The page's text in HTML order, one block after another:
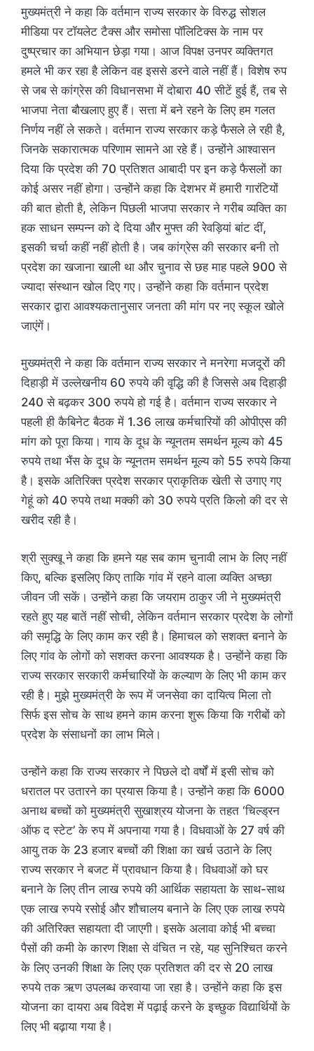
मुख्यमंत्री ने कहा कि वर्तमान राज्य सरकार के विरुद्ध सोशल
मीडिया पर टॉयलेट टैक्स और समोसा पॉलिटिक्स के नाम पर
दुष्प्रचार का अभियान छेड़ा गया। आज विपक्ष उनपर व्यक्तिगत
हमले भी कर रहा है लेकिन वह इससे डरने वाले नहीं हैं। विशेष रुप
से जब से कांग्रेस की विधानसभा में दोबारा 40 सीटें हुई हैं, तब से
भाजपा नेता बौखलाए हुए हैं। सत्ता में बने रहने के लिए हम गलत
निर्णय नहीं ले सकते। वर्तमान राज्य सरकार कड़े फैसले ले रही है,
जिनके सकारात्मक परिणाम सामने आ रहे हैं। उन्होंने आश्वासन
दिया कि प्रदेश की 70 प्रतिशत आबादी पर इन कड़े फैसलों का
कोई असर नहीं होगा। उन्होंने कहा कि देशभर में हमारी गारंटियों
की बात होती है, लेकिन पिछली भाजपा सरकार ने गरीब व्यक्ति का
हक साधन सम्पन्न को दे दिया और मुफ्त की रेवड़ियां बांट दीं,
इसकी चर्चा कहीं नहीं होती है। जब कांग्रेस की सरकार बनी तो
प्रदेश का खजाना खाली था और चुनाव से छह माह पहले 900 से
ज्यादा संस्थान खोल दिए गए। उन्होंने कहा कि वर्तमान प्रदेश
सरकार द्वारा आवश्यकतानुसार जनता की मांग पर नए स्कूल खोले
जाएंगें।
मुख्यमंत्री ने कहा कि वर्तमान राज्य सरकार ने मनरेगा मजदूरों की
दिहाड़ी में उल्लेखनीय 60 रुपये की वृद्धि की है जिससे अब दिहाड़ी
240 से बढ़कर 300 रुपये हो गई है। वर्तमान राज्य सरकार ने
पहली ही कैबिनेट बैठक में 1.36 लाख कर्मचारियों की ओपीएस की
मांग को पूरा किया। गाय के दूध के न्यूनतम समर्थन मूल्य को 45
रुपये तथा भैंस के दूध के न्यूनतम समर्थन मूल्य को 55 रुपये किया
है। इसके अतिरिक्त प्रदेश सरकार प्राकृतिक खेती से उगाए गए
गेहूं को 40 रुपये तथा मक्की को 30 रुपये प्रति किलो की दर से
खरीद रही है।
श्री सुक्खू ने कहा कि हमने यह सब काम चुनावी लाभ के लिए नहीं
किए, बल्कि इसलिए किए ताकि गांव में रहने वाला व्यक्ति अच्छा
जीवन जी सकें। उन्होंने कहा कि जयराम ठाकुर जी ने मुख्यमंत्री
रहते हुए यह बातें नहीं सोची, लेकिन वर्तमान सरकार प्रदेश के लोगों
की समृद्धि के लिए काम कर रही है। हिमाचल को सशक्त बनाने के
लिए गांव के लोगों को सशक्त करना आवश्यक है। उन्होंने कहा कि
राज्य सरकार सरकारी कर्मचारियों के कल्याण के लिए भी काम कर
रही है। मुझे मुख्यमंत्री के रूप में जनसेवा का दायित्व मिला तो
सिर्फ इस सोच के साथ हमने काम करना शुरू किया कि गरीबों को
प्रदेश के संसाधनों का लाभ मिले।
उन्होंने कहा कि राज्य सरकार ने पिछले दो वर्षों में इसी सोच को
धरातल पर उतारने का प्रयास किया है। उन्होंने कहा कि 6000
अनाथ बच्चों को मुख्यमंत्री सुखाश्रय योजना के तहत ‘चिल्ड्रन
ऑफ द स्टेट’ के रुप में अपनाया गया है। विधवाओं के 27 वर्ष की
आयु तक के 23 हजार बच्चों की शिक्षा का खर्च उठाने के लिए
राज्य सरकार ने बजट में प्रावधान किया है। विधवाओं को घर
बनाने के लिए तीन लाख रुपये की आर्थिक सहायता के साथ-साथ
एक लाख रुपये रसोई और शौचालय बनाने के लिए एक लाख रुपये
की अतिरिक्त सहायता दी जाएगी। इसके अलावा कोई भी बच्चा
पैसों की कमी के कारण शिक्षा से वंचित न रहे, यह सुनिश्चित करने
के लिए उनकी शिक्षा के लिए एक प्रतिशत की दर से 20 लाख
रुपये तक ऋण उपलब्ध करवाया जा रहा है। उन्होंने कहा कि इस
योजना का दायरा अब विदेश में पढ़ाई करने के इच्छुक विद्यार्थियों के
लिए भी बढ़ाया गया है।